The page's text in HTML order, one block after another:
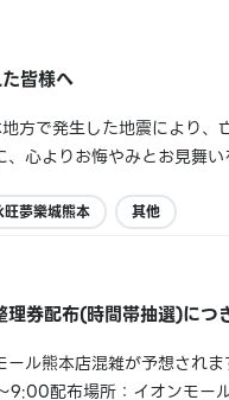
皆様へ
方で発生した地震により、
心よりお悔やみとお見舞
可能性がございます。お客
夢樂城熊本 其他
券配布(時間帯抽選)につ
ル熊本店混雑が予想され
9:00配布場所：イオンモ